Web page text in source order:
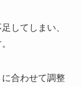
してしまい、
合わせて調整